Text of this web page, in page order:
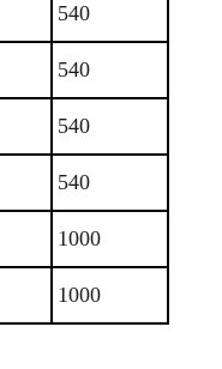
540
540
540
540
1000
1000